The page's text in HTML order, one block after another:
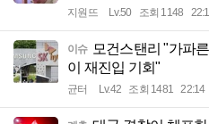
지원뜨 Lv.50 조회 1148
이슈
모건스탠리 "가파
이 재진입 기회"
균터 Lv.42 조회 1481 22:14